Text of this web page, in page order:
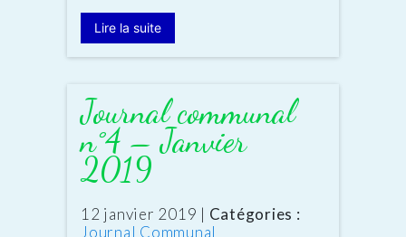
Lire la suite
Journal communal
n°4 – Janvier
2019
Date
:
12 janvier 2019 | Catégories :
Journal Communal